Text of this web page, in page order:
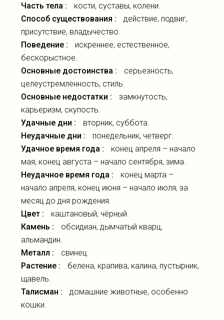
Часть тела :
кости, суставы, колени.
Способ существования :
действие, подвиг,
присутствие, владычество.
Поведение :
искреннее, естественное,
бескорыстное.
Основные достоинства :
серьезность,
целеустремленность, стиль.
Основные недостатки :
замкнутость,
карьеризм, скупость.
Удачные дни :
вторник, суббота.
Неудачные дни :
понедельник, четверг.
Удачное время года :
конец апреля – начало
мая, конец августа – начало сентября, зима.
Неудачное время года :
конец марта –
начало апреля, конец июня – начало июля, за
месяц до дня рождения.
Цвет :
каштановый, чёрный.
Камень :
обсидиан, дымчатый кварц,
альмандин.
Металл :
свинец.
Растение :
белена, крапива, калина, пустырник,
щавель.
Талисман :
домашние животные, особенно
кошки.